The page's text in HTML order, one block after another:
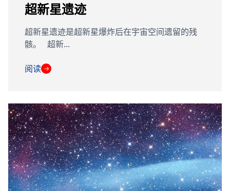
超新星遗迹
超新星遗迹是超新星爆炸后在宇宙空间遗留的残
骸。 超新...
阅读 →